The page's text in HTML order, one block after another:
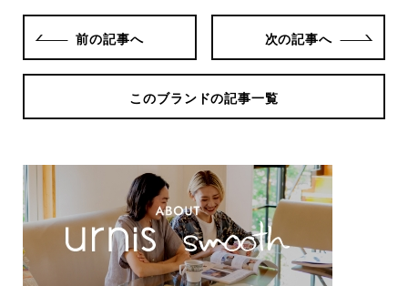
前の記事へ 次の記事へ
このブランドの記事一覧